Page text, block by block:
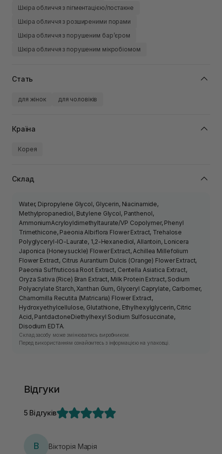
Шкіра обличчя з пігментацією/постакне
Шкіра обличчя з розширеними порами
Шкіра обличчя з порушеним барʼєром
Шкіра обличчя з порушеним мікробіомом
Стать
для жінок для чоловіків
Країна
Корея
Склад
Water, Dipropylene Glycol, Glycerin, Niacinamide,
Methylpropanediol, Butylene Glycol, Panthenol,
AmmoniumAcryloyldimethyltaurate/VP Copolymer, Phenyl
Trimethicone, Paeonia Albiflora Flower Extract, Trehalose
Polyglyceryl-IO-Laurate, 1,2-Hexanediol, Allantoin, Lonicera
Japonica (Honeysuckle) Flower Extract, Achillea Millefolium
Flower Extract, Citrus Aurantium Dulcis (Orange) Flower Extract,
Paeonia Suffruticosa Root Extract, Centella Asiatica Extract,
Oryza Sativa (Rice) Bran Extract, Milk Protein Extract, Sodium
Polyacrylate Starch, Xanthan Gum, Glyceryl Caprylate, Carbomer,
Chamomilla Recutita (Matricaria) Flower Extract,
Hydroxyethylcellulose, Glutathione, Ethylhexylglycerin, Citric
Acid, PantdactoneDiethylhexyl Sodium Sulfosuccinate,
Disodium EDTA.
Склад засобу може змінюватись виробником.
Перед використанням ознайомтесь з інформацією на упаковці.
Відгуки
5 Відгуків
В Вікторія Марія